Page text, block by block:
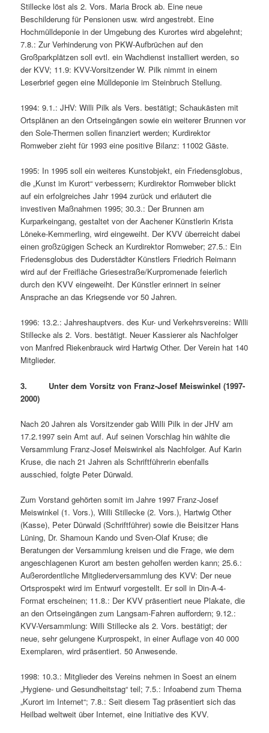
Stillecke löst als 2. Vors. Maria Brock ab. Eine neue
Beschilderung für Pensionen usw. wird angestrebt. Eine
Hochmülldeponie in der Umgebung des Kurortes wird abgelehnt;
7.8.: Zur Verhinderung von PKW-Aufbrüchen auf den
Großparkplätzen soll evtl. ein Wachdienst installiert werden, so
der KVV; 11.9: KVV-Vorsitzender W. Pilk nimmt in einem
Leserbrief gegen eine Mülldeponie im Steinbruch Stellung.
1994: 9.1.: JHV: Willi Pilk als Vers. bestätigt; Schaukästen mit
Ortsplänen an den Ortseingängen sowie ein weiterer Brunnen vor
den Sole-Thermen sollen finanziert werden; Kurdirektor
Romweber zieht für 1993 eine positive Bilanz: 11002 Gäste.
1995: In 1995 soll ein weiteres Kunstobjekt, ein Friedensglobus,
die „Kunst im Kurort“ verbessern; Kurdirektor Romweber blickt
auf ein erfolgreiches Jahr 1994 zurück und erläutert die
investiven Maßnahmen 1995; 30.3.: Der Brunnen am
Kurparkeingang, gestaltet von der Aachener Künstlerin Krista
Löneke-Kemmerling, wird eingeweiht. Der KVV überreicht dabei
einen großzügigen Scheck an Kurdirektor Romweber; 27.5.: Ein
Friedensglobus des Duderstädter Künstlers Friedrich Reimann
wird auf der Freifläche Griesestraße/Kurpromenade feierlich
durch den KVV eingeweiht. Der Künstler erinnert in seiner
Ansprache an das Kriegsende vor 50 Jahren.
1996: 13.2.: Jahreshauptvers. des Kur- und Verkehrsvereins: Willi
Stillecke als 2. Vors. bestätigt. Neuer Kassierer als Nachfolger
von Manfred Riekenbrauck wird Hartwig Other. Der Verein hat 140
Mitglieder.
3. Unter dem Vorsitz von Franz-Josef Meiswinkel (1997-
2000)
Nach 20 Jahren als Vorsitzender gab Willi Pilk in der JHV am
17.2.1997 sein Amt auf. Auf seinen Vorschlag hin wählte die
Versammlung Franz-Josef Meiswinkel als Nachfolger. Auf Karin
Kruse, die nach 21 Jahren als Schriftführerin ebenfalls
ausschied, folgte Peter Dürwald.
Zum Vorstand gehörten somit im Jahre 1997 Franz-Josef
Meiswinkel (1. Vors.), Willi Stillecke (2. Vors.), Hartwig Other
(Kasse), Peter Dürwald (Schriftführer) sowie die Beisitzer Hans
Lüning, Dr. Shamoun Kando und Sven-Olaf Kruse; die
Beratungen der Versammlung kreisen und die Frage, wie dem
angeschlagenen Kurort am besten geholfen werden kann; 25.6.:
Außerordentliche Mitgliederversammlung des KVV: Der neue
Ortsprospekt wird im Entwurf vorgestellt. Er soll in Din-A-4-
Format erscheinen; 11.8.: Der KVV präsentiert neue Plakate, die
an den Ortseingängen zum Langsam-Fahren auffordern; 9.12.:
KVV-Versammlung: Willi Stillecke als 2. Vors. bestätigt; der
neue, sehr gelungene Kurprospekt, in einer Auflage von 40 000
Exemplaren, wird präsentiert. 50 Anwesende.
1998: 10.3.: Mitglieder des Vereins nehmen in Soest an einem
„Hygiene- und Gesundheitstag“ teil; 7.5.: Infoabend zum Thema
„Kurort im Internet“; 7.8.: Seit diesem Tag präsentiert sich das
Heilbad weltweit über Internet, eine Initiative des KVV.